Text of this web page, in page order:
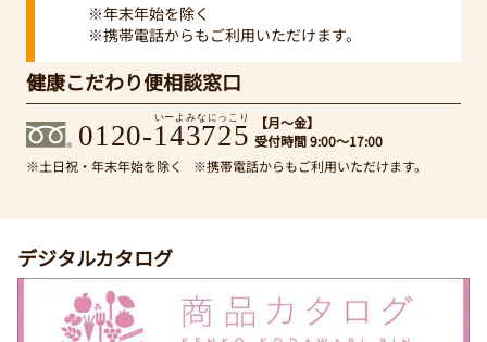
※年末年始を除く
※携帯電話からもご利用いただけます。
健康こだわり便相談窓口
いーよみなにっこり
0120-143725
【月～金】
受付時間 9:00～17:00
※土日祝・年末年始を除く
※携帯電話からもご利用いただけます。
デジタルカタログ